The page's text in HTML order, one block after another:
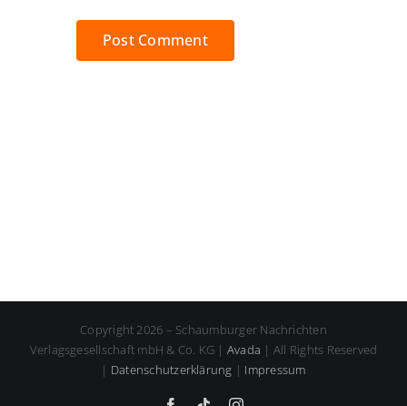
Copyright 2026 – Schaumburger Nachrichten
Verlagsgesellschaft mbH & Co. KG | Avada | All Rights Reserved
| Datenschutzerklärung | Impressum